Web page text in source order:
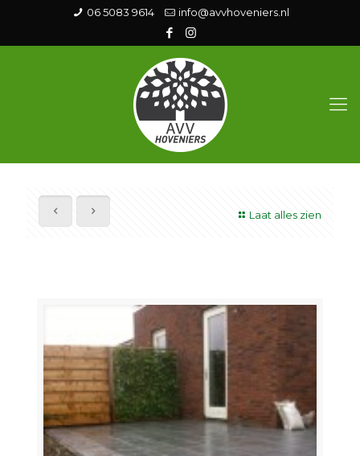
06 5083 9614 info@avvhoveniers.nl
Laat alles zien